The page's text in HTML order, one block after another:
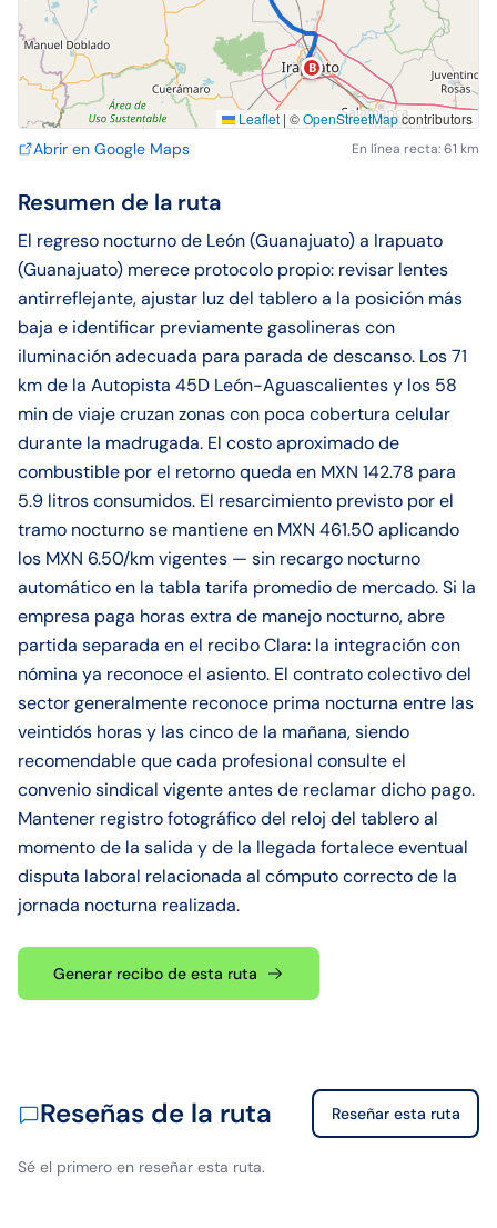
B
Leaflet | ©OpenStreetMapcontributors
Abrir en Google Maps En línea recta: 61 km
Resumen de la ruta
El regreso nocturno de León (Guanajuato) a Irapuato
(Guanajuato) merece protocolo propio: revisar lentes
antirreflejante, ajustar luz del tablero a la posición más
baja e identificar previamente gasolineras con
iluminación adecuada para parada de descanso. Los 71
km de la Autopista 45D León-Aguascalientes y los 58
min de viaje cruzan zonas con poca cobertura celular
durante la madrugada. El costo aproximado de
combustible por el retorno queda en MXN 142.78 para
5.9 litros consumidos. El resarcimiento previsto por el
tramo nocturno se mantiene en MXN 461.50 aplicando
los MXN 6.50/km vigentes — sin recargo nocturno
automático en la tabla tarifa promedio de mercado. Si la
empresa paga horas extra de manejo nocturno, abre
partida separada en el recibo Clara: la integración con
nómina ya reconoce el asiento. El contrato colectivo del
sector generalmente reconoce prima nocturna entre las
veintidós horas y las cinco de la mañana, siendo
recomendable que cada profesional consulte el
convenio sindical vigente antes de reclamar dicho pago.
Mantener registro fotográfico del reloj del tablero al
momento de la salida y de la llegada fortalece eventual
disputa laboral relacionada al cómputo correcto de la
jornada nocturna realizada.
Generar recibo de esta ruta
Reseñas de la ruta Reseñar esta ruta
Sé el primero en reseñar esta ruta.